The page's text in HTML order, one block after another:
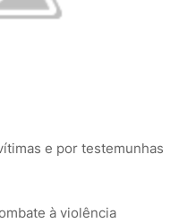
e por testemunhas
à violência